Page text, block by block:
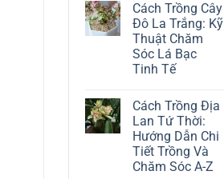
Cách Trồng Cây
Đô La Trắng: Kỹ
Thuật Chăm
Sóc Lá Bạc
Tinh Tế
bình
luận
ở
Cách
Trồng
Cây
Đô
Cách Trồng Địa
Lan Tứ Thời:
Hướng Dẫn Chi
Tiết Trồng Và
Chăm Sóc A-Z